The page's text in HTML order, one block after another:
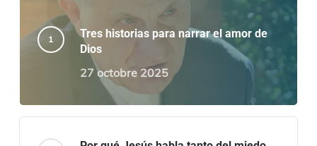
Tres historias para narrar el amor de
Dios
27 octobre 2025